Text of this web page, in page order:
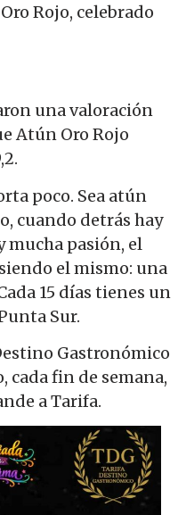
Rojo, celebrado
una valoración
Atún Oro Rojo
poco. Sea atún
cuando detrás hay
pasión, el
el mismo: una
15 días tienes un
Sur.
Gastronómico
cada fin de semana,
a Tarifa.